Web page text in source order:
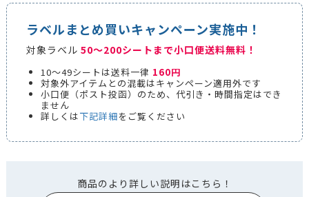
ラベルまとめ買いキャンペーン実施中！
対象ラベル 50～200シートまで小口便送料無料！
10～49シートは送料一律 160円
対象外アイテムとの混載はキャンペーン適用外です
小口便（ポスト投函）のため、代引き・時間指定はでき
ません
詳しくは下記詳細をご覧ください
商品のより詳しい説明はこちら！